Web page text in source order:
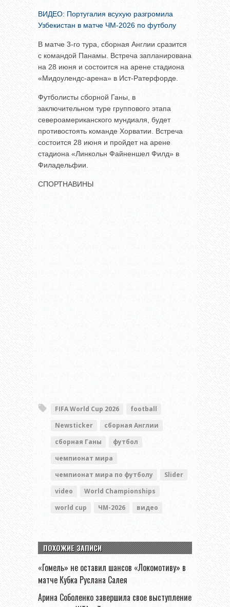
ВИДЕО: Португалия всухую разгромила
Узбекистан в матче ЧМ-2026 по футболу
В матче 3-го тура, сборная Англии сразится
с командой Панамы. Встреча запланирована
на 28 июня и состоится на арене стадиона
«Мидоулендс-арена» в Ист-Ратерфорде.
Футболисты сборной Ганы, в
заключительном туре группового этапа
североамериканского мундиаля, будет
противостоять команде Хорватии. Встреча
состоится 28 июня и пройдет на арене
стадиона «Линкольн Файненшел Филд» в
Филадельфии.
СПОРТНАВИНЫ
FIFA World Cup 2026
football
Newsticker
сборная Англии
сборная Ганы
футбол
чемпионат мира
чемпионат мира по футболу
Slider
video
World Championships
world cup
ЧМ-2026 видео
ПОХОЖИЕ ЗАПИСИ
«Гомель» не оставил шансов «Локомотиву» в
матче Кубка Руслана Салея
Арина Соболенко завершила свое выступление